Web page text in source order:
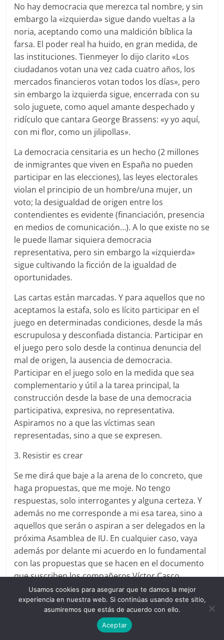
No hay democracia que merezca tal nombre, y sin
embargo la «izquierda» sigue dando vueltas a la
noria, aceptando como una maldición bíblica la
farsa. El poder real ha huido, en gran medida, de
las instituciones. Tienmeyer lo dijo clarito «Los
ciudadanos votan una vez cada cuatro años, los
mercados financieros votan todos los días», pero
sin embargo la izquierda sigue, encerrada con su
solo juguete, como aquel amante despechado y
ridículo que cantara George Brassens: «y yo aquí,
con mi flor, como un jilipollas».
La democracia censitaria es un hecho (2 millones
de inmigrantes que viven en España no pueden
participar en las elecciones), las leyes electorales
violan el principio de un hombre/una mujer, un
voto; la desigualdad de origen entre los
contendientes es evidente (financiación, presencia
en medios de comunicación…). A lo que existe no se
le puede llamar siquiera democracia
representativa, pero sin embargo la «izquierda»
sigue cultivando la ficción de la igualdad de
oportunidades.
Las cartas están marcadas. Y para aquellos que no
aceptamos la estafa, solo es lícito participar en el
juego en determinadas condiciones, desde la más
escrupulosa y desconfiada distancia. Participar en
el juego pero solo desde la continua denuncia del
mal de origen, la ausencia de democracia.
Participar en el juego solo en la medida que sea
complementario y útil a la tarea principal, la
construcción desde la base de una democracia
participativa, expresiva, no representativa.
Aspiramos no a que las víctimas sean
representadas, sino a que se expresen.
3. Resistir es crear
Se me dirá que baje a la arena de lo concreto, que
haga propuestas, que me moje. No tengo
respuestas, solo interrogantes y alguna certeza. Y
además no me corresponde a mi esa tarea, sino a
aquellos que serán o aspiran a ser delegados en la
próxima Asamblea de IU. En cualquier caso, vaya
además por delante mi acuerdo en lo fundamental
con las propuestas que se hacen en el documento
que suscriben los compañeros Víctor Casco,
Susana López, Manuel Monereo, Pedro Montes y
Jaime Pastor. He aquí mis interrogantes y mis
certezas.
Mi única certeza: hay que cambiar de rumbo, no
Usamos cookies para asegurar que te damos la mejor
experiencia en nuestra web. Si continúas usando este sitio,
asumiremos que estás de acuerdo con ello.
Aceptar